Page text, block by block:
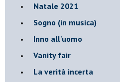
Natale 2021
Sogno (in musica)
Inno all'uomo
Vanity fair
La verità incerta